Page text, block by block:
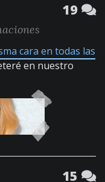
19
cara en todas las
en nuestro
15